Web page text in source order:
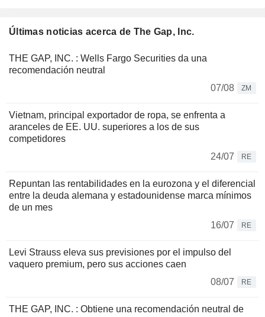
Últimas noticias acerca de The Gap, Inc.
THE GAP, INC. : Wells Fargo Securities da una
recomendación neutral
07/08
ZM
Vietnam, principal exportador de ropa, se enfrenta a
aranceles de EE. UU. superiores a los de sus
competidores
24/07
RE
Repuntan las rentabilidades en la eurozona y el diferencial
entre la deuda alemana y estadounidense marca mínimos
de un mes
16/07
RE
Levi Strauss eleva sus previsiones por el impulso del
vaquero premium, pero sus acciones caen
08/07
RE
THE GAP, INC. : Obtiene una recomendación neutral de